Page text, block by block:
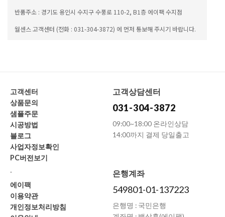
반품주소 : 경기도 용인시 수지구 수풍로 110-2, B1층 에이팩 수지점
월센스 고객센터 (전화 : 031-304-3872) 에 먼저 통보해 주시기 바랍니다.
고객센터
상품문의
샘플주문
시공방법
블로그
사업자정보확인
PC버전보기
-
에이팩
이용약관
개인정보처리방침
고객상담센터
031-304-3872
09:00~18:00 온라인상담
14:00까지 결제 당일출고
은행계좌
549801-01-137223
은행명 : 국민은행